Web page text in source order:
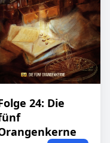
24: Die